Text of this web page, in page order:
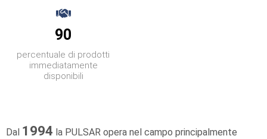
90
percentuale di prodotti
immediatamente
disponibili
Dal 1994 la PULSAR opera nel campo principalmente